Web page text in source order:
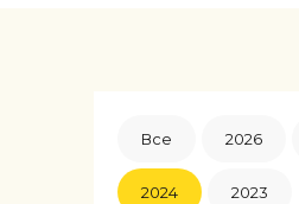
Все 2026
2024 2023